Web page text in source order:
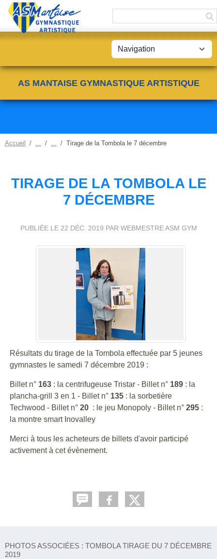
AS MANTAISE GYMNASTIQUE ARTISTIQUE
Accueil Tirage de la Tombola le 7 décembre
TIRAGE DE LA TOMBOLA LE
7 DÉCEMBRE
PUBLIÉE LE 22 DÉC. 2019 PAR WEBMESTRE ASM GYM
Résultats du tirage de la Tombola effectuée par 5 jeunes
gymnastes le samedi 7 décembre 2019 :
Billet n° 163 : la centrifugeuse Tristar - Billet n° 189 : la
plancha-grill 3 en 1 - Billet n° 135 : la sorbetière
Techwood - Billet n° 20 : le jeu Monopoly - Billet n° 295 :
la montre smart Inovalley
Merci à tous les acheteurs de billets d'avoir participé
activement à cet évènement.
PHOTOS ASSOCIÉES : TOMBOLA TIRAGE DU 7 DÉCEMBRE
2019
Panneau de gestion des cookies